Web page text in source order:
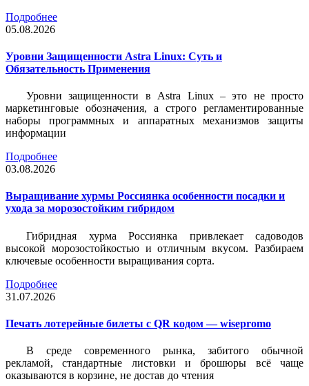
Подробнее
05.08.2026
Уровни Защищенности Astra Linux: Суть и
Обязательность Применения
Уровни защищенности в Astra Linux – это не просто
маркетинговые обозначения, а строго регламентированные
наборы программных и аппаратных механизмов защиты
информации
Подробнее
03.08.2026
Выращивание хурмы Россиянка особенности посадки и
ухода за морозостойким гибридом
Гибридная хурма Россиянка привлекает садоводов
высокой морозостойкостью и отличным вкусом. Разбираем
ключевые особенности выращивания сорта.
Подробнее
31.07.2026
Печать лотерейные билеты c QR кодом — wisepromo
В среде современного рынка, забитого обычной
рекламой, стандартные листовки и брошюры всё чаще
оказываются в корзине, не достав до чтения